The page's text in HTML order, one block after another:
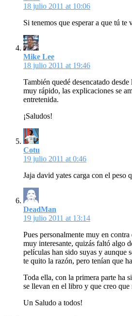
18 julio 2011 at 10:06
Si tenemos que esperar a que tú
Mike Lee
18 julio 2011 at 19:46
También quedé desencatado
muy rápido, las explicaciones se
entretenida.
¡Saludos!
Cotu
19 julio 2011 at 0:46
Jaja david yates carga con el peso
DeadMan
19 julio 2011 at 13:14
Pues personalmente muy en
muy interesante, quizás faltó algo
películas han sido suyas y aunque
te quito la razón, pero tenían que
Toda ella, con la primera parte ha
se llevan en el libro y que creo
Un Saludo a todos!